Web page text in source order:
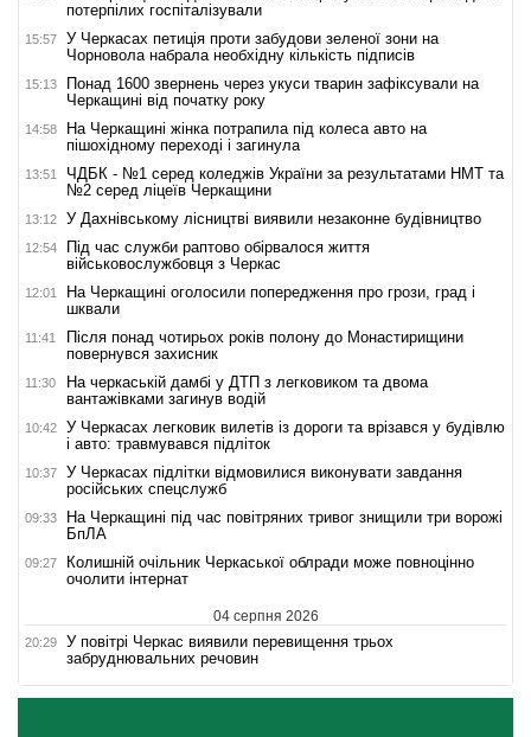
потерпілих госпіталізували
15:57
У Черкасах петиція проти забудови зеленої зони на
Чорновола набрала необхідну кількість підписів
15:13
Понад 1600 звернень через укуси тварин зафіксували на
Черкащині від початку року
14:58
На Черкащині жінка потрапила під колеса авто на
пішохідному переході і загинула
13:51
ЧДБК - №1 серед коледжів України за результатами НМТ та
№2 серед ліцеїв Черкащини
13:12 У Дахнівському лісництві виявили незаконне будівництво
12:54
Під час служби раптово обірвалося життя
військовослужбовця з Черкас
12:01
На Черкащині оголосили попередження про грози, град і
шквали
11:41
Після понад чотирьох років полону до Монастирищини
повернувся захисник
11:30
На черкаській дамбі у ДТП з легковиком та двома
вантажівками загинув водій
10:42
У Черкасах легковик вилетів із дороги та врізався у будівлю
і авто: травмувався підліток
10:37
У Черкасах підлітки відмовилися виконувати завдання
російських спецслужб
09:33
На Черкащині під час повітряних тривог знищили три ворожі
БпЛА
09:27
Колишній очільник Черкаської облради може повноцінно
очолити інтернат
04 серпня 2026
20:29
У повітрі Черкас виявили перевищення трьох
забруднювальних речовин